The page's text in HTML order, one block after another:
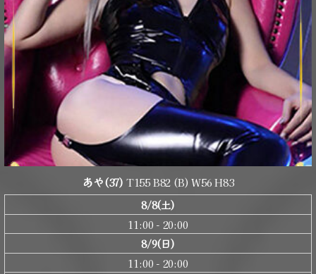
あや(37) T155 B82 (B) W56 H83
8/8(土)
11:00 - 20:00
8/9(日)
11:00 - 20:00